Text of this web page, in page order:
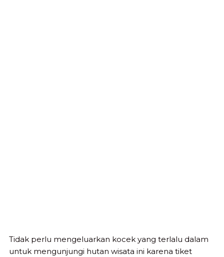
Tidak perlu mengeluarkan kocek yang terlalu dalam
untuk mengunjungi hutan wisata ini karena tiket